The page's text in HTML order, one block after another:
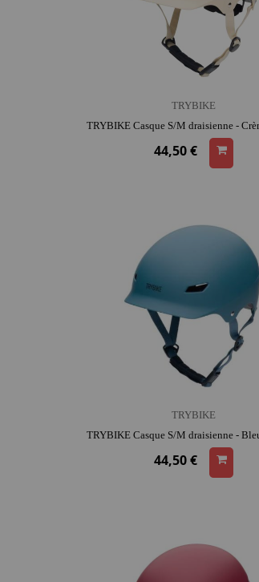
TRYBIKE
44,50 €
TRYBIKE
44,50 €